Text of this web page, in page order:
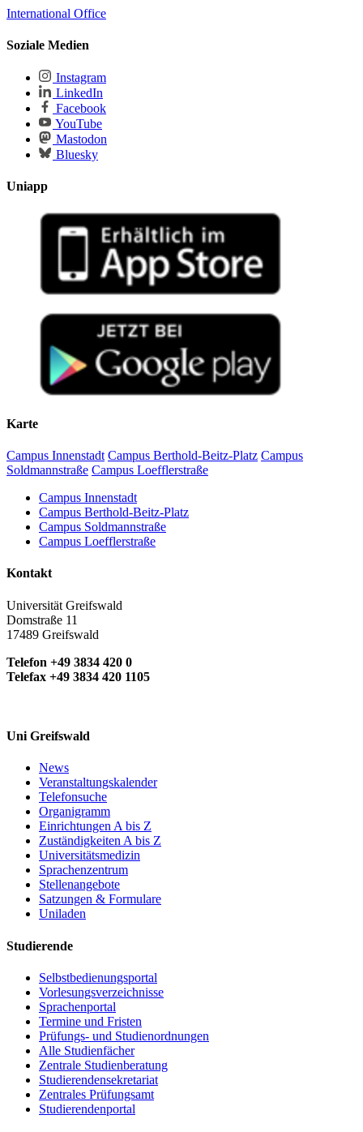
International Office
Soziale Medien
Instagram
LinkedIn
Facebook
YouTube
Mastodon
Bluesky
Uniapp
Karte
Campus Innenstadt Campus Berthold-Beitz-Platz Campus
Soldmannstraße Campus Loefflerstraße
Campus Innenstadt
Campus Berthold-Beitz-Platz
Campus Soldmannstraße
Campus Loefflerstraße
Kontakt
Universität Greifswald
Domstraße 11
17489 Greifswald
Telefon +49 3834 420 0
Telefax +49 3834 420 1105
Uni Greifswald
News
Veranstaltungskalender
Telefonsuche
Organigramm
Einrichtungen A bis Z
Zuständigkeiten A bis Z
Universitätsmedizin
Sprachenzentrum
Stellenangebote
Satzungen & Formulare
Uniladen
Studierende
Selbstbedienungsportal
Vorlesungsverzeichnisse
Sprachenportal
Termine und Fristen
Prüfungs- und Studienordnungen
Alle Studienfächer
Zentrale Studienberatung
Studierendensekretariat
Zentrales Prüfungsamt
Studierendenportal